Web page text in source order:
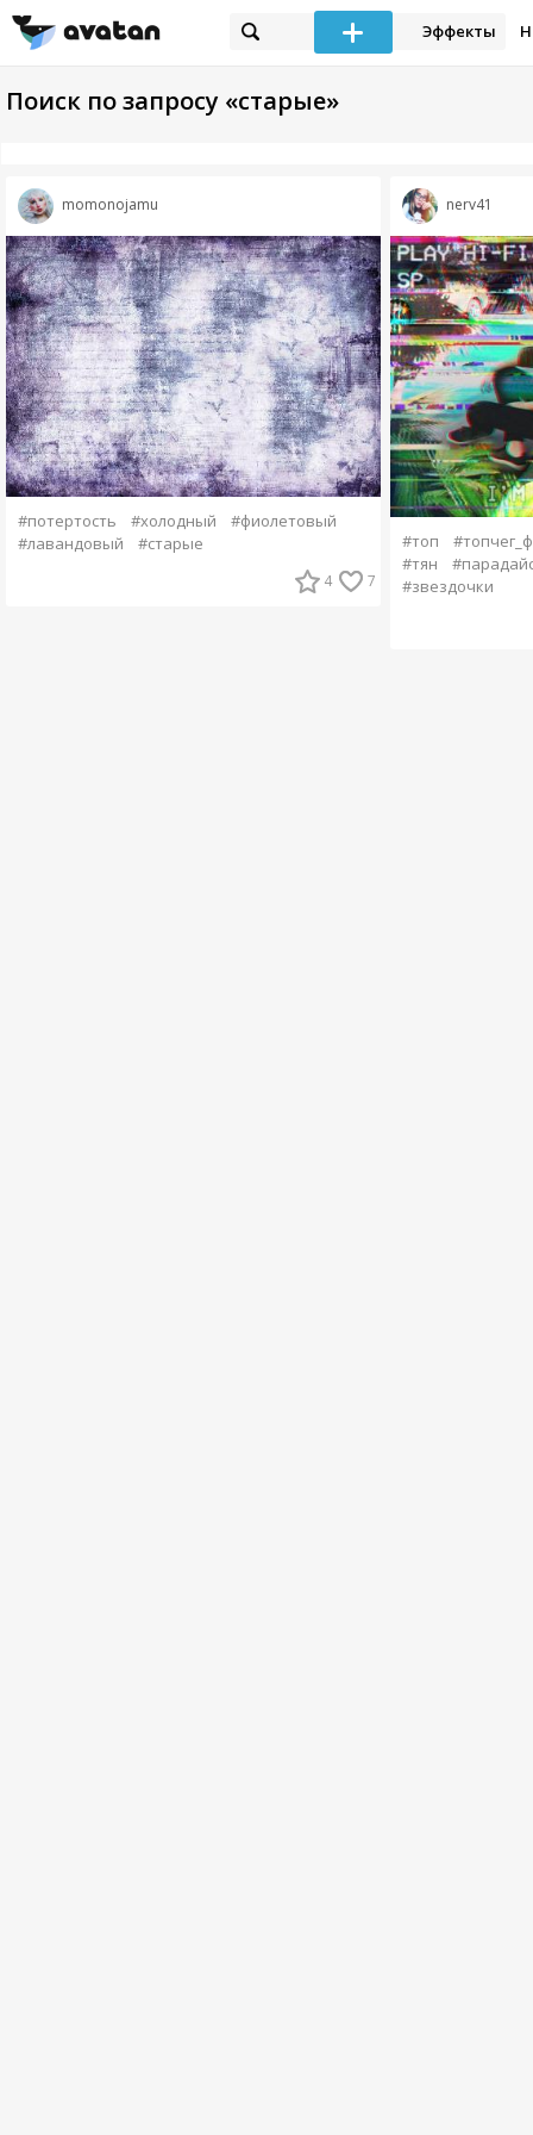
Эффекты
Поиск по запросу «старые»
momonojamu
#потертость #холодный
#фиолетовый
#лавандовый
#старые
4 7
nerv41
#топ
#тян
#звездочки